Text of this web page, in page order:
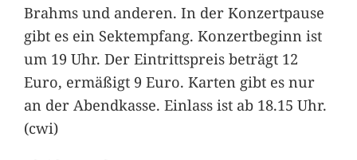
Brahms und anderen. In der Konzertpause
gibt es ein Sektempfang. Konzertbeginn ist
um 19 Uhr. Der Eintrittspreis beträgt 12
Euro, ermäßigt 9 Euro. Karten gibt es nur
an der Abendkasse. Einlass ist ab 18.15 Uhr.
(cwi)